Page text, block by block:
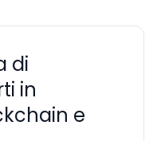
di
in
e